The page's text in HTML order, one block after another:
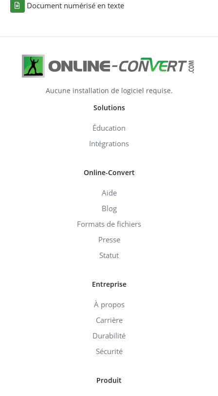
Document numérisé en texte
Aucune installation de logiciel requise.
Solutions
Éducation
Intégrations
Online-Convert
Aide
Blog
Formats de fichiers
Presse
Statut
Entreprise
À propos
Carrière
Durabilité
Sécurité
Produit